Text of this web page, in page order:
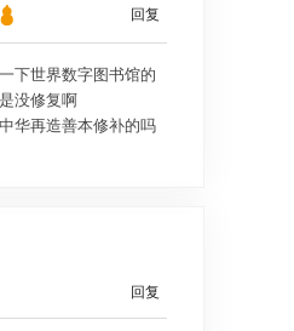
回复
下世界数字图书馆的
没修复啊
华再造善本修补的吗
回复